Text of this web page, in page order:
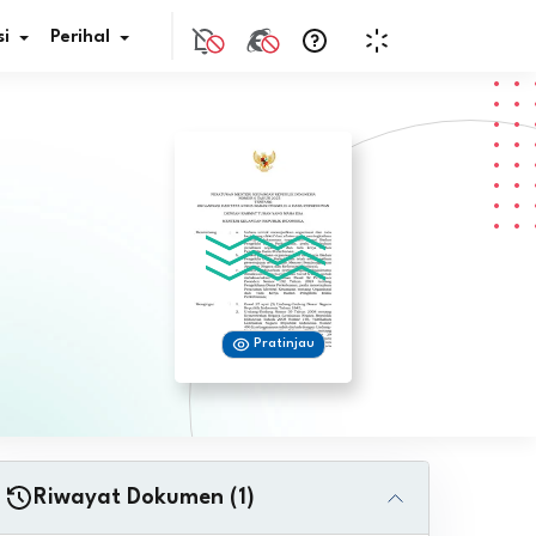
JDIH
Perihal
Pratinjau
Riwayat Dokumen (1)